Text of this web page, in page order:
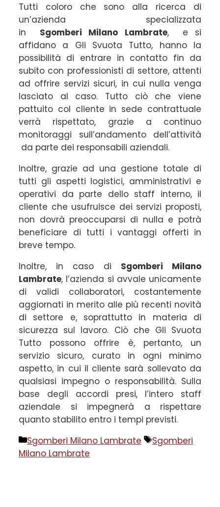
Tutti coloro che sono alla ricerca di
un’azienda specializzata
in Sgomberi Milano Lambrate, e si
affidano a Gli Svuota Tutto, hanno la
possibilità di entrare in contatto fin da
subito con professionisti di settore, attenti
ad offrire servizi sicuri, in cui nulla venga
lasciato al caso. Tutto ciò che viene
pattuito col cliente in sede contrattuale
verrà rispettato, grazie a continuo
monitoraggi sull’andamento dell’attività
da parte dei responsabili aziendali.
Inoltre, grazie ad una gestione totale di
tutti gli aspetti logistici, amministrativi e
operativi da parte dello staff interno, il
cliente che usufruisce dei servizi proposti,
non dovrà preoccuparsi di nulla e potrà
beneficiare di tutti i vantaggi offerti in
breve tempo.
Inoltre, in caso di Sgomberi Milano
Lambrate, l’azienda si avvale unicamente
di validi collaboratori, costantemente
aggiornati in merito alle più recenti novità
di settore e, soprattutto in materia di
sicurezza sul lavoro. Ciò che Gli Svuota
Tutto possono offrire è, pertanto, un
servizio sicuro, curato in ogni minimo
aspetto, in cui il cliente sarà sollevato da
qualsiasi impegno o responsabilità. Sulla
base degli accordi presi, l’intero staff
aziendale si impegnerà a rispettare
quanto stabilito entro i tempi previsti.
Categorie
Sgomberi Milano Lambrate Tag
Sgomberi
Milano Lambrate